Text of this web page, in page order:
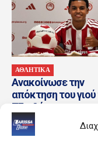
ΑΘΛΗΤΙΚΑ
Ανακοίνωσε την
απόκτηση του γιού
Τζιοβάνι